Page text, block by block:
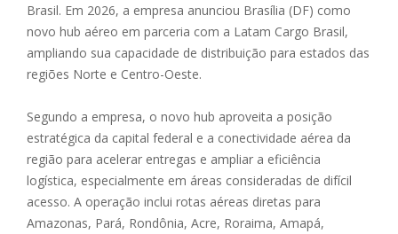
Brasil. Em 2026, a empresa anunciou Brasília (DF) como
novo hub aéreo em parceria com a Latam Cargo Brasil,
ampliando sua capacidade de distribuição para estados das
regiões Norte e Centro-Oeste.
Segundo a empresa, o novo hub aproveita a posição
estratégica da capital federal e a conectividade aérea da
região para acelerar entregas e ampliar a eficiência
logística, especialmente em áreas consideradas de difícil
acesso. A operação inclui rotas aéreas diretas para
Amazonas, Pará, Rondônia, Acre, Roraima, Amapá,